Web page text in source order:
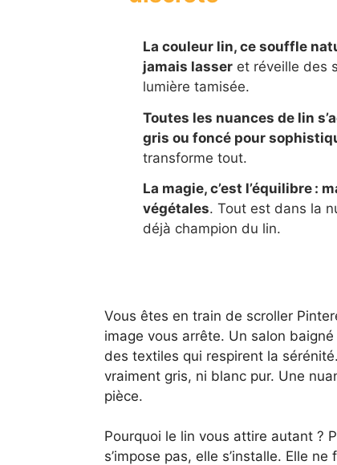
La couleur lin, ce souffle
jamais lasseret réveille des
lumière tamisée.
Toutes les nuances de lin
gris ou foncé pour
transforme tout.
La magie, c’est l’équilibre
végétales. Tout est dans la
déjà champion du lin.
Vous êtes en train de scroller
image vous arrête. Un salon
des textiles qui respirent la
vraiment gris, ni blanc pur. Une
pièce.
Pourquoi le lin vous attire autant ?
s’impose pas, elle s’installe. Elle